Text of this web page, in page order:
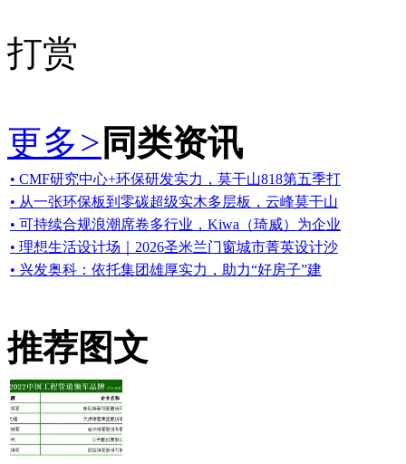
打赏
更多> 同类资讯
• CMF研究中心+环保研发实力，莫干山818第五季打
• 从一张环保板到零碳超级实木多层板，云峰莫干山
• 可持续合规浪潮席卷多行业，Kiwa（琦威）为企业
• 理想生活设计场｜2026圣米兰门窗城市菁英设计沙
• 兴发奥科：依托集团雄厚实力，助力“好房子”建
推荐图文